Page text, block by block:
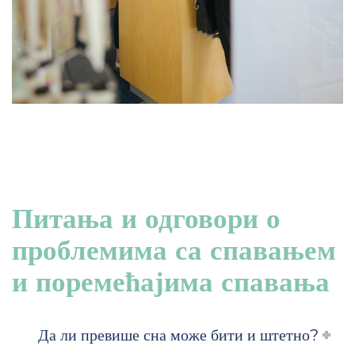
Питања и одговори о
проблемима са спавањем
и поремећајима спавања
Да ли превише сна може бити и штетно?